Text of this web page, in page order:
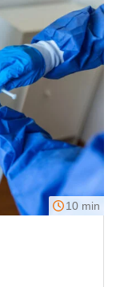
10 min